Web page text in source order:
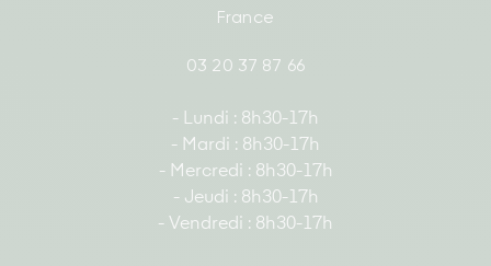
France
03 20 37 87 66
- Lundi : 8h30-17h
- Mardi : 8h30-17h
- Mercredi : 8h30-17h
- Jeudi : 8h30-17h
- Vendredi : 8h30-17h